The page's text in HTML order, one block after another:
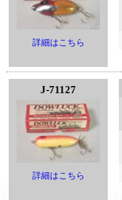
詳細はこちら
J-71127
詳細はこちら